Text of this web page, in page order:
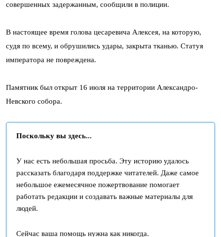
совершенных задержанным, сообщили в полиции.
В настоящее время голова цесаревича Алексея, на которую,
судя по всему, и обрушились удары, закрыта тканью. Статуя
императора не повреждена.
Памятник был открыт 16 июля на территории Александро-
Невского собора.
Поскольку вы здесь...
У нас есть небольшая просьба. Эту историю удалось
рассказать благодаря поддержке читателей. Даже самое
небольшое ежемесячное пожертвование помогает
работать редакции и создавать важные материалы для
людей.
Сейчас ваша помощь нужна как никогда.